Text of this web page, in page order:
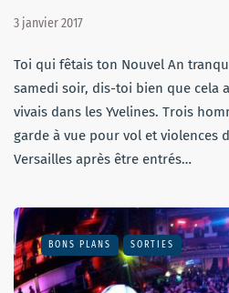
3 janvier 2017
Toi qui fêtais ton Nouvel An
samedi soir, dis-toi bien que cela
vivais dans les Yvelines. Trois
garde à vue pour vol et violences
Versailles après être entrés…
BONS PLANS SORTIES